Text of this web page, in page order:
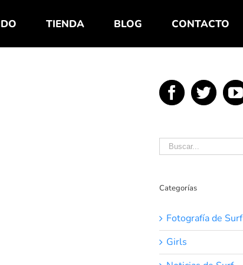
TIENDA BLOG CONTACTO
Buscar:
Categorías
Fotografía de Surf
Girls